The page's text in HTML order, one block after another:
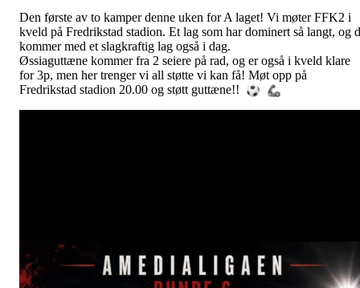
Den første av to kamper denne uken for A laget! Vi møter FFK2 i
kveld på Fredrikstad stadion. Et lag som har dominert så langt, og
kommer med et slagkraftig lag også i dag.
Øssiaguttæne kommer fra 2 seiere på rad, og er også i kveld klare
for 3p, men her trenger vi all støtte vi kan få! Møt opp på
Fredrikstad stadion 20.00 og støtt guttæne!!